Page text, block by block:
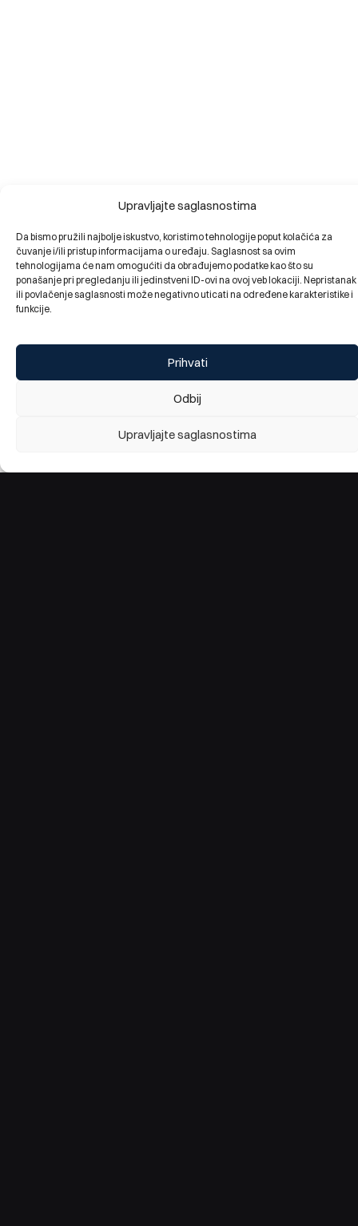
Upravljajte saglasnostima
Da bismo pružili najbolje iskustvo, koristimo tehnologije poput kolačića za
čuvanje i/ili pristup informacijama o uređaju. Saglasnost sa ovim
tehnologijama će nam omogućiti da obrađujemo podatke kao što su
ponašanje pri pregledanju ili jedinstveni ID-ovi na ovoj veb lokaciji. Nepristanak
ili povlačenje saglasnosti može negativno uticati na određene karakteristike i
funkcije.
Prihvati
Odbij
Upravljajte saglasnostima